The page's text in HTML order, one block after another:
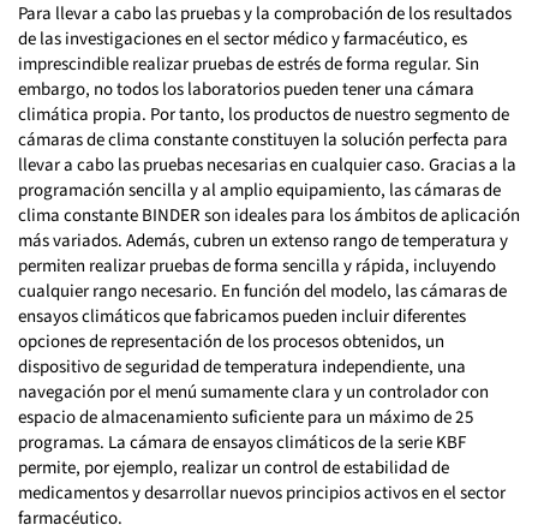
Para llevar a cabo las pruebas y la comprobación de los resultados
de las investigaciones en el sector médico y farmacéutico, es
imprescindible realizar pruebas de estrés de forma regular. Sin
embargo, no todos los laboratorios pueden tener una cámara
climática propia. Por tanto, los productos de nuestro segmento de
cámaras de clima constante constituyen la solución perfecta para
llevar a cabo las pruebas necesarias en cualquier caso. Gracias a la
programación sencilla y al amplio equipamiento, las cámaras de
clima constante BINDER son ideales para los ámbitos de aplicación
más variados. Además, cubren un extenso rango de temperatura y
permiten realizar pruebas de forma sencilla y rápida, incluyendo
cualquier rango necesario. En función del modelo, las cámaras de
ensayos climáticos que fabricamos pueden incluir diferentes
opciones de representación de los procesos obtenidos, un
dispositivo de seguridad de temperatura independiente, una
navegación por el menú sumamente clara y un controlador con
espacio de almacenamiento suficiente para un máximo de 25
programas. La cámara de ensayos climáticos de la serie KBF
permite, por ejemplo, realizar un control de estabilidad de
medicamentos y desarrollar nuevos principios activos en el sector
farmacéutico.